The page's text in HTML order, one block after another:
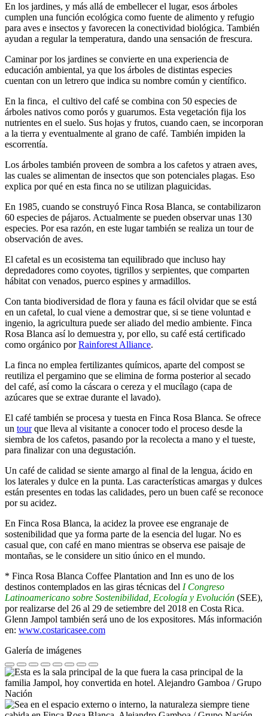
En los jardines, y más allá de embellecer el lugar, esos árboles
cumplen una función ecológica como fuente de alimento y refugio
para aves e insectos y favorecen la conectividad biológica. También
ayudan a regular la temperatura, dando una sensación de frescura.
Caminar por los jardines se convierte en una experiencia de
educación ambiental, ya que los árboles de distintas especies
cuentan con un letrero que indica su nombre común y científico.
En la finca, el cultivo del café se combina con 50 especies de
árboles nativos como porós y guarumos. Esta vegetación fija los
nutrientes en el suelo. Sus hojas y frutos, cuando caen, se incorporan
a la tierra y eventualmente al grano de café. También impiden la
escorrentía.
Los árboles también proveen de sombra a los cafetos y atraen aves,
las cuales se alimentan de insectos que son potenciales plagas. Eso
explica por qué en esta finca no se utilizan plaguicidas.
En 1985, cuando se construyó Finca Rosa Blanca, se contabilizaron
60 especies de pájaros. Actualmente se pueden observar unas 130
especies. Por esa razón, en este lugar también se realiza un tour de
observación de aves.
El cafetal es un ecosistema tan equilibrado que incluso hay
depredadores como coyotes, tigrillos y serpientes, que comparten
hábitat con venados, puerco espines y armadillos.
Con tanta biodiversidad de flora y fauna es fácil olvidar que se está
en un cafetal, lo cual viene a demostrar que, si se tiene voluntad e
ingenio, la agricultura puede ser aliado del medio ambiente. Finca
Rosa Blanca así lo demuestra y, por ello, su café está certificado
como orgánico porRainforest Alliance.
La finca no emplea fertilizantes químicos, aparte del compost se
reutiliza el pergamino que se elimina de forma posterior al secado
del café, así como la cáscara o cereza y el mucílago (capa de
azúcares que se extrae durante el lavado).
El café también se procesa y tuesta en Finca Rosa Blanca. Se ofrece
un tourque lleva al visitante a conocer todo el proceso desde la
siembra de los cafetos, pasando por la recolecta a mano y el tueste,
para finalizar con una degustación.
Un café de calidad se siente amargo al final de la lengua, ácido en
los laterales y dulce en la punta. Las características amargas y dulces
están presentes en todas las calidades, pero un buen café se reconoce
por su acidez.
En Finca Rosa Blanca, la acidez la provee ese engranaje de
sostenibilidad que ya forma parte de la esencia del lugar. No es
casual que, con café en mano mientras se observa ese paisaje de
montañas, se le considere un sitio único en el mundo.
* Finca Rosa Blanca Coffee Plantation and Inn es uno de los
destinos contemplados en las giras técnicas del I Congreso
Latinoamericano sobre Sostenibilidad, Ecología y Evolución (SEE),
por realizarse del 26 al 29 de setiembre del 2018 en Costa Rica.
Glenn Jampol también será uno de los expositores. Más información
en: www.costaricasee.com
Galería de imágenes